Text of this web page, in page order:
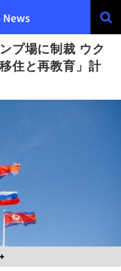
プ場に制裁 ウク
住と再教育」計